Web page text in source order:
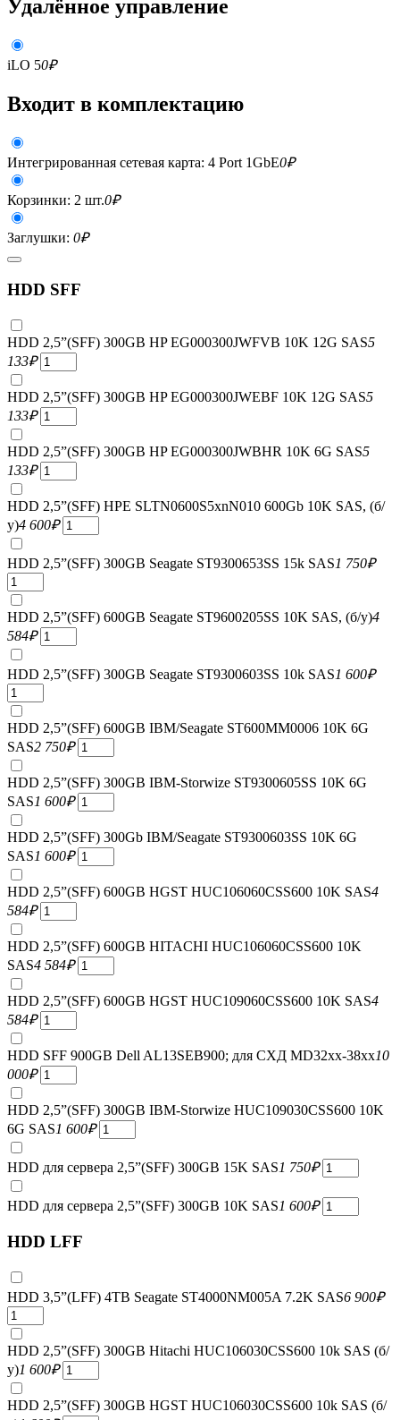
Удалённое управление
iLO 50₽
Входит в комплектацию
Интегрированная сетевая карта: 4 Port 1GbE0₽
Корзинки: 2 шт.0₽
Заглушки: 0₽
HDD SFF
HDD 2,5”(SFF) 300GB HP EG000300JWFVB 10K 12G SAS5
133₽
HDD 2,5”(SFF) 300GB HP EG000300JWEBF 10K 12G SAS5
133₽
HDD 2,5”(SFF) 300GB HP EG000300JWBHR 10K 6G SAS5
133₽
HDD 2,5”(SFF) HPE SLTN0600S5xnN010 600Gb 10K SAS, (б/
у)4 600₽
HDD 2,5”(SFF) 300GB Seagate ST9300653SS 15k SAS1 750₽
HDD 2,5”(SFF) 600GB Seagate ST9600205SS 10K SAS, (б/у)4
584₽
HDD 2,5”(SFF) 300GB Seagate ST9300603SS 10k SAS1 600₽
HDD 2,5”(SFF) 600GB IBM/Seagate ST600MM0006 10K 6G
SAS2 750₽
HDD 2,5”(SFF) 300GB IBM-Storwize ST9300605SS 10K 6G
SAS1 600₽
HDD 2,5”(SFF) 300Gb IBM/Seagate ST9300603SS 10K 6G
SAS1 600₽
HDD 2,5”(SFF) 600GB HGST HUC106060CSS600 10K SAS4
584₽
HDD 2,5”(SFF) 600GB HITACHI HUC106060CSS600 10K
SAS4 584₽
HDD 2,5”(SFF) 600GB HGST HUC109060CSS600 10K SAS4
584₽
HDD SFF 900GB Dell AL13SEB900; для СХД MD32xx-38xx10
000₽
HDD 2,5”(SFF) 300GB IBM-Storwize HUC109030CSS600 10K
6G SAS1 600₽
HDD для сервера 2,5”(SFF) 300GB 15K SAS1 750₽
HDD для сервера 2,5”(SFF) 300GB 10K SAS1 600₽
HDD LFF
HDD 3,5”(LFF) 4TB Seagate ST4000NM005A 7.2K SAS6 900₽
HDD 2,5”(SFF) 300GB Hitachi HUC106030CSS600 10k SAS (б/
у)1 600₽
HDD 2,5”(SFF) 300GB HGST HUC106030CSS600 10k SAS (б/